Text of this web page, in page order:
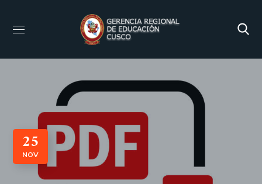
25
NOV